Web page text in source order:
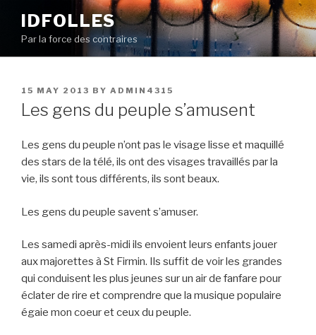
content
IDFOLLES
Par la force des contraires
POSTED
ON
15 MAY 2013 BY ADMIN4315
Les gens du peuple s’amusent
Les gens du peuple n’ont pas le visage lisse et maquillé
des stars de la télé, ils ont des visages travaillés par la
vie, ils sont tous différents, ils sont beaux.
Les gens du peuple savent s’amuser.
Les samedi après-midi ils envoient leurs enfants jouer
aux majorettes à St Firmin. Ils suffit de voir les grandes
qui conduisent les plus jeunes sur un air de fanfare pour
éclater de rire et comprendre que la musique populaire
égaie mon coeur et ceux du peuple.